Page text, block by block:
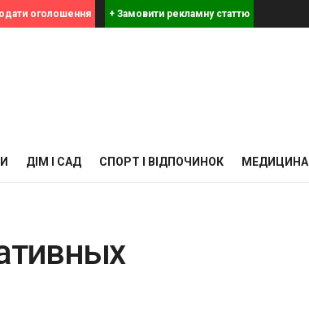
оголошення + Замовити рекламну статтю
ДІМ І САД СПОРТ І ВІДПОЧИНОК МЕДИЦИНА